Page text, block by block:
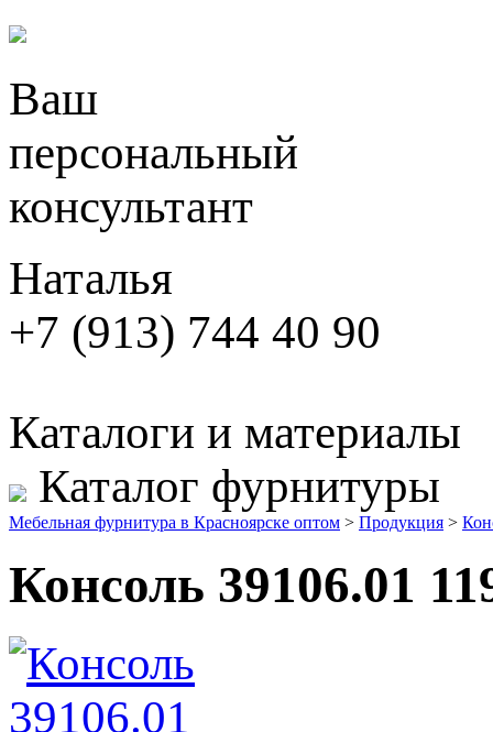
Ваш
персональный
консультант
Наталья
+7 (913) 744 40 90
Каталоги и материалы
Каталог фурнитуры
Мебельная фурнитура в Красноярске оптом > Продукция >
Консоль 39106.01